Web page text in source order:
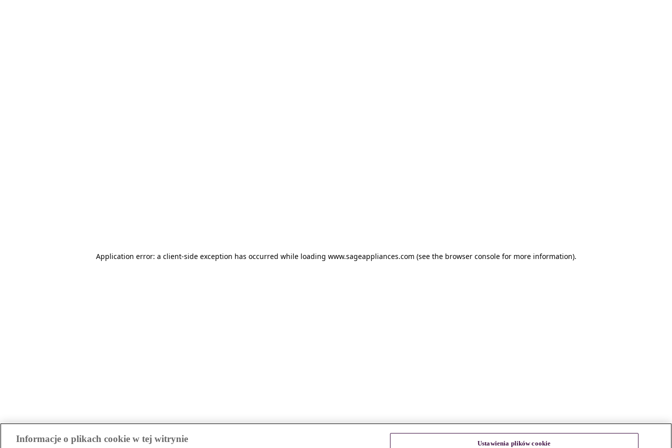
Application error: a client-side exception has occurred while loading www.sageappliances.com (see the browser console for more information).
Informacje o plikach cookie w tej witrynie Ustawienia plików cookie